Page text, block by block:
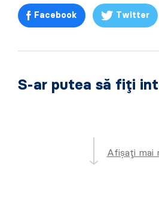
Facebook Twitter
S-ar putea să fiți
Afișați mai